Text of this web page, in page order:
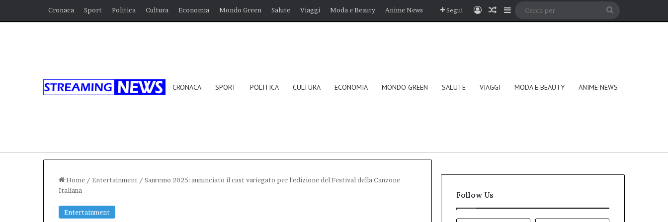
Cronaca Sport Politica Cultura Economia Mondo Green Salute Viaggi Moda e Beauty Anime News Segui AccediUn articolo a caso
Barra laterale
CRONACA SPORT POLITICA CULTURA ECONOMIA MONDO GREEN SALUTE VIAGGI MODA E BEAUTY ANIME NEWS
Home / Entertainment / Sanremo 2025: annunciato il cast variegato per l’edizione del Festival della Canzone
Italiana
Entertainment
Follow Us